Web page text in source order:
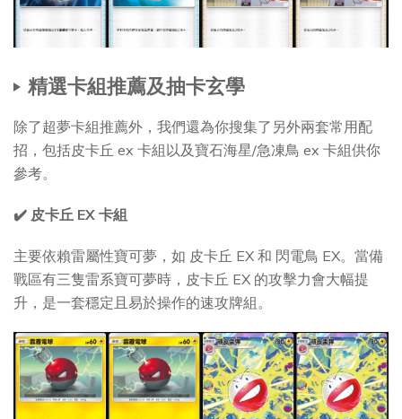
精選卡組推薦及抽卡玄學
除了超夢卡組推薦外，我們還為你搜集了另外兩套常用配
招，包括皮卡丘 ex 卡組以及寶石海星/急凍鳥 ex 卡組供你
參考。
✔️ 皮卡丘 EX 卡組
主要依賴雷屬性寶可夢，如 皮卡丘 EX 和 閃電鳥 EX。當備
戰區有三隻雷系寶可夢時，皮卡丘 EX 的攻擊力會大幅提
升，是一套穩定且易於操作的速攻牌組。